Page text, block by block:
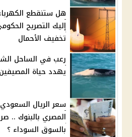
هل ستنقطع
إليك التصريح
تخفيف الأحمال
رعب في الساحل
يهدد حياة
سعر الريال
بالسوق السوداء ؟